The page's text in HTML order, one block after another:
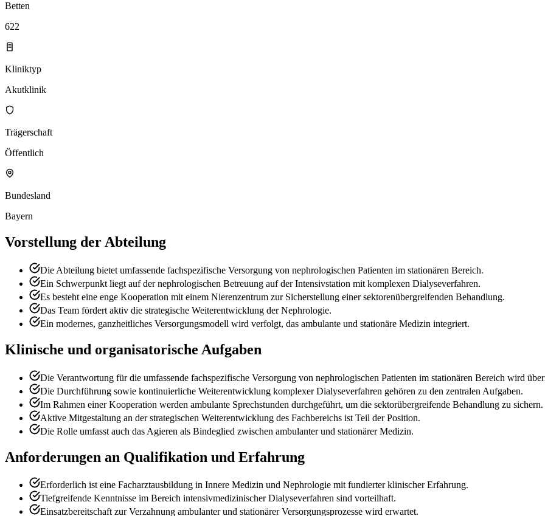
Betten
622
Kliniktyp
Akutklinik
Trägerschaft
Öffentlich
Bundesland
Bayern
Vorstellung der Abteilung
Die Abteilung bietet umfassende fachspezifische Versorgung von nephrologischen Patienten im stationären Bereich.
Ein Schwerpunkt liegt auf der nephrologischen Betreuung auf der Intensivstation mit komplexen Dialyseverfahren.
Es besteht eine enge Kooperation mit einem Nierenzentrum zur Sicherstellung einer sektorenübergreifenden Behandlung.
Das Team fördert aktiv die strategische Weiterentwicklung der Nephrologie.
Ein modernes, ganzheitliches Versorgungsmodell wird verfolgt, das ambulante und stationäre Medizin integriert.
Klinische und organisatorische Aufgaben
Die Verantwortung für die umfassende fachspezifische Versorgung von nephrologischen Patienten im stationären Bereich wird
Die Durchführung sowie kontinuierliche Weiterentwicklung komplexer Dialyseverfahren gehören zu den zentralen Aufgaben.
Im Rahmen einer Kooperation werden ambulante Sprechstunden durchgeführt, um die sektorübergreifende Behandlung zu sichern.
Aktive Mitgestaltung an der strategischen Weiterentwicklung des Fachbereichs ist Teil der Position.
Die Rolle umfasst auch das Agieren als Bindeglied zwischen ambulanter und stationärer Medizin.
Anforderungen an Qualifikation und Erfahrung
Erforderlich ist eine Facharztausbildung in Innere Medizin und Nephrologie mit fundierter klinischer Erfahrung.
Tiefgreifende Kenntnisse im Bereich intensivmedizinischer Dialyseverfahren sind vorteilhaft.
Einsatzbereitschaft zur Verzahnung ambulanter und stationärer Versorgungsprozesse wird erwartet.